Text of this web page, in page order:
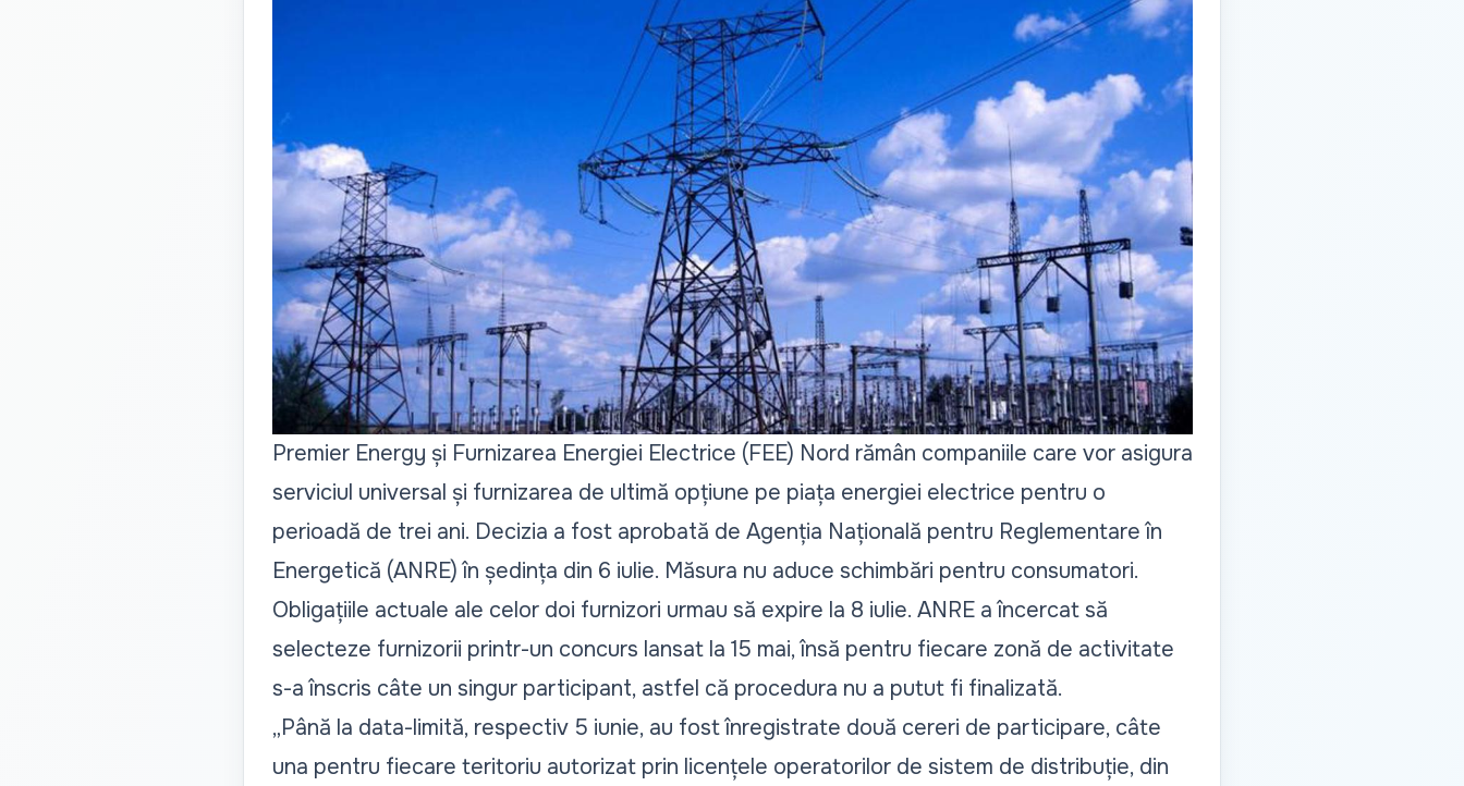
Premier Energy și Furnizarea Energiei Electrice (FEE) Nord rămân companiile care vor asigura
serviciul universal și furnizarea de ultimă opțiune pe piața energiei electrice pentru o
perioadă de trei ani. Decizia a fost aprobată de Agenția Națională pentru Reglementare în
Energetică (ANRE) în ședința din 6 iulie. Măsura nu aduce schimbări pentru consumatori.
Obligațiile actuale ale celor doi furnizori urmau să expire la 8 iulie. ANRE a încercat să
selecteze furnizorii printr-un concurs lansat la 15 mai, însă pentru fiecare zonă de activitate
s-a înscris câte un singur participant, astfel că procedura nu a putut fi finalizată.
„Până la data-limită, respectiv 5 iunie, au fost înregistrate două cereri de participare, câte
una pentru fiecare teritoriu autorizat prin licențele operatorilor de sistem de distribuție, din